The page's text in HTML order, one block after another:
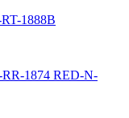
1888B
1874 RED-N-